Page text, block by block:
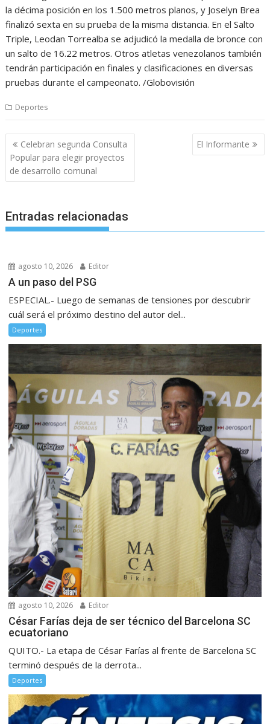
la décima posición en los 1.500 metros planos, y Joselyn Brea
finalizó sexta en su prueba de la misma distancia. En el Salto
Triple, Leodan Torrealba se adjudicó la medalla de bronce con
un salto de 16.22 metros. Otros atletas venezolanos también
tendrán participación en finales y clasificaciones en diversas
pruebas durante el campeonato. /Globovisión
Deportes
Navegación
de
entradas
Celebran segunda Consulta
Popular para elegir proyectos
de desarrollo comunal
El Informante
Entradas relacionadas
agosto 10, 2026 Editor
A un paso del PSG
ESPECIAL.- Luego de semanas de tensiones por descubrir
cuál será el próximo destino del autor del...
Deportes
agosto 10, 2026 Editor
César Farías deja de ser técnico del Barcelona SC
ecuatoriano
QUITO.- La etapa de César Farías al frente de Barcelona SC
terminó después de la derrota...
Deportes